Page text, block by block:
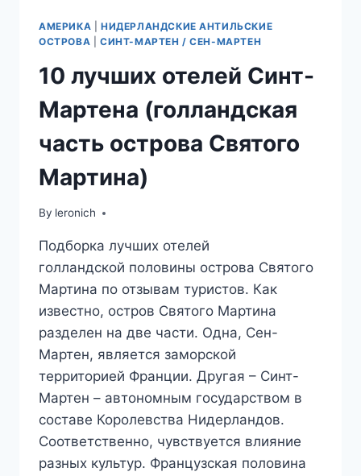
АМЕРИКА
НИДЕРЛАНДСКИЕ АНТИЛЬСКИЕ
ОСТРОВА
СИНТ-МАРТЕН / СЕН-МАРТЕН
10 лучших отелей Синт-
Мартена (голландская
часть острова Святого
Мартина)
By leronich
Подборка лучших отелей
голландской половины острова Святого
Мартина по отзывам туристов. Как
известно, остров Святого Мартина
разделен на две части. Одна, Сен-
Мартен, является заморской
территорией Франции. Другая – Синт-
Мартен – автономным государством в
составе Королевства Нидерландов.
Соответственно, чувствуется влияние
разных культур. Французская половина